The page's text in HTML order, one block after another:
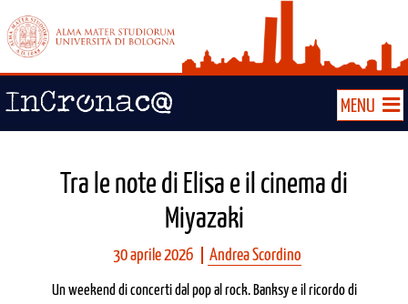
MENU
Tra le note di Elisa e il cinema di
Miyazaki
30 aprile 2026 Andrea Scordino
Un weekend di concerti dal pop al rock. Banksy e il ricordo di